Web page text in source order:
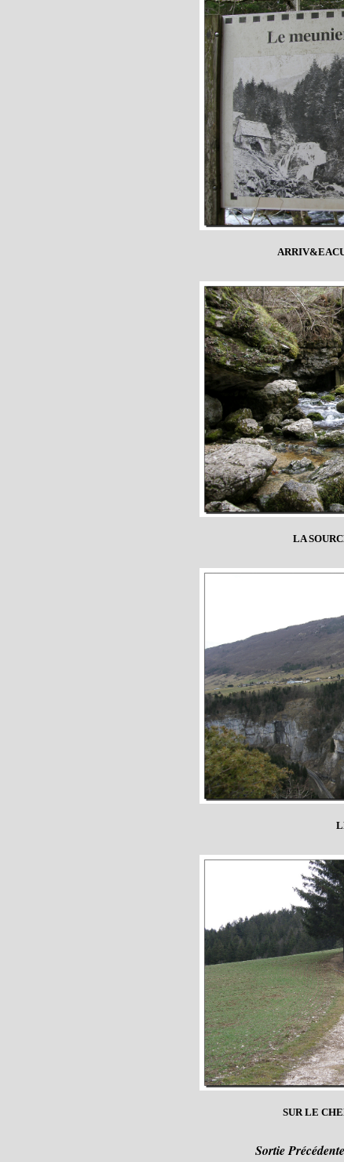
LA
SUR LE
Sortie Précédente